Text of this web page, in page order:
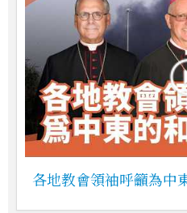
各地教會領袖呼籲為中